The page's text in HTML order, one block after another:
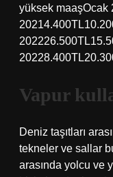
yüksek maaşOcak
Vapur
Deniz taşıtları
tekneler ve sallar
arasında yolcu ve